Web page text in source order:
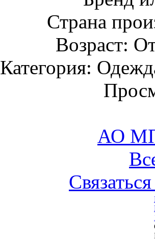
Страна
Возраст:
Категория:
АО